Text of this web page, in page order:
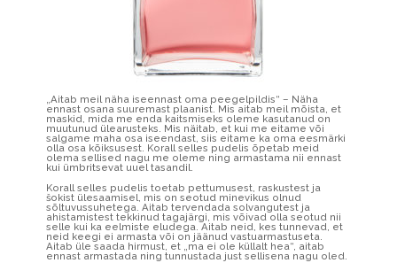
„Aitab meil näha iseennast oma peegelpildis“ – Näha
ennast osana suuremast plaanist. Mis aitab meil mõista, et
maskid, mida me enda kaitsmiseks oleme kasutanud on
muutunud ülearusteks. Mis näitab, et kui me eitame või
salgame maha osa iseendast, siis eitame ka oma eesmärki
olla osa kõiksusest. Korall selles pudelis õpetab meid
olema sellised nagu me oleme ning armastama nii ennast
kui ümbritsevat uuel tasandil.
Korall selles pudelis toetab pettumusest, raskustest ja
šokist ülesaamisel, mis on seotud minevikus olnud
sõltuvussuhetega. Aitab tervendada solvangutest ja
ahistamistest tekkinud tagajärgi, mis võivad olla seotud nii
selle kui ka eelmiste eludega. Aitab neid, kes tunnevad, et
neid keegi ei armasta või on jäänud vastuarmastuseta.
Aitab üle saada hirmust, et „ma ei ole küllalt hea“, aitab
ennast armastada ning tunnustada just sellisena nagu oled.